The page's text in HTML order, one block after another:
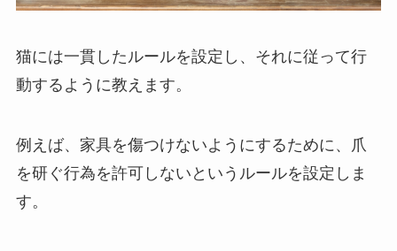
猫には一貫したルールを設定し、それに従って行
動するように教えます。
例えば、 家具を傷つけないようにするために、爪
を研ぐ行為を許可しないというルールを設定 しま
す。